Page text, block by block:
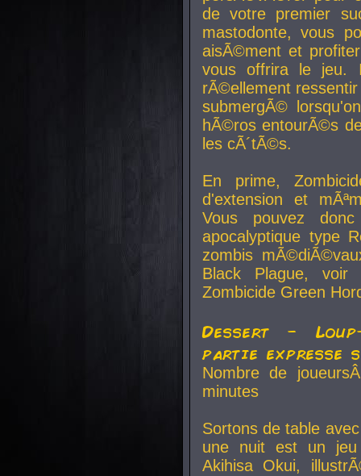
de votre premier
mastodonte, vous
aisÃ©ment et
vous offrira le jeu.
rÃ©ellement
submergÃ©
hÃ©ros entourÃ©s
les cÃ´tÃ©s.
En prime,
d'extension et
Vous pouvez
apocalyptique type
zombis
Black Plague,
Zombicide Green
Dessert -
partie expresse
Nombre de
minutes
Sortons de table
une nuit est un
Akihisa Okui,